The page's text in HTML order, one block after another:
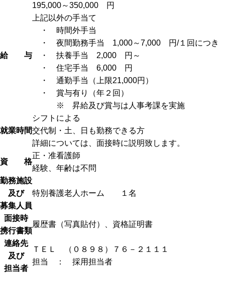
給 与
195,000～350,000 円
上記以外の手当て
・ 時間外手当
・ 夜間勤務手当 1,000～7,000 円/１回につき
・ 扶養手当 2,000 円～
・ 住宅手当 6,000 円
・ 通勤手当（上限21,000円）
・ 賞与有り（年２回）
※ 昇給及び賞与は人事考課を実施
就業時間
シフトによる
交代制・土、日も勤務できる方
詳細については、面接時に説明致します。
資 格
正・准看護師
経験、年齢は不問
勤務施設
及び
募集人員
特別養護老人ホーム １名
面接時
携行書類
履歴書（写真貼付）、資格証明書
連絡先
及び
担当者
ＴＥＬ （０８９８）７６－２１１１
担当 ： 採用担当者